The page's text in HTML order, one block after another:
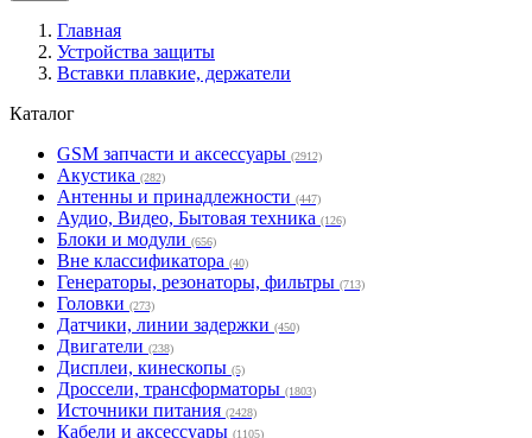
Главная
Устройства защиты
Вставки плавкие, держатели
Каталог
GSM запчасти и аксессуары (2912)
Акустика (282)
Антенны и принадлежности (447)
Аудио, Видео, Бытовая техника (126)
Блоки и модули (656)
Вне классификатора (40)
Генераторы, резонаторы, фильтры (713)
Головки (273)
Датчики, линии задержки (450)
Двигатели (238)
Дисплеи, кинескопы (5)
Дроссели, трансформаторы (1803)
Источники питания (2428)
Кабели и аксессуары (1105)